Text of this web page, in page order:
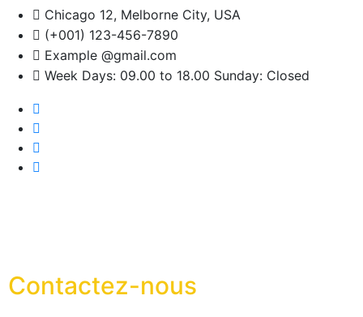
Chicago 12, Melborne City, USA
(+001) 123-456-7890
Example @gmail.com
Week Days: 09.00 to 18.00 Sunday: Closed
Contactez-nous